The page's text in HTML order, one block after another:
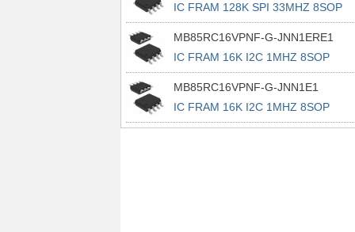
IC FRAM 128K SPI 33MHZ 8SOP
MB85RC16VPNF-G-JNN1ERE1
IC FRAM 16K I2C 1MHZ 8SOP
MB85RC16VPNF-G-JNN1E1
IC FRAM 16K I2C 1MHZ 8SOP